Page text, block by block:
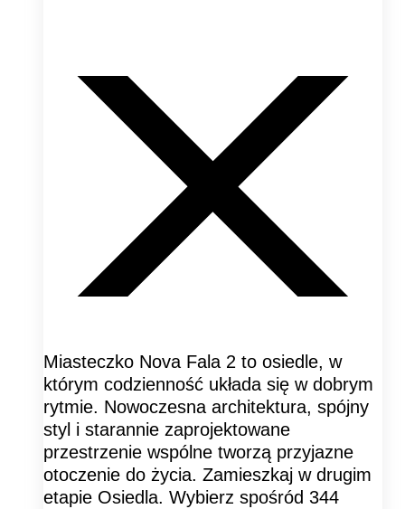
Miasteczko Nova Fala 2 to osiedle, w
którym codzienność układa się w dobrym
rytmie. Nowoczesna architektura, spójny
styl i starannie zaprojektowane
przestrzenie wspólne tworzą przyjazne
otoczenie do życia. Zamieszkaj w drugim
etapie Osiedla. Wybierz spośród 344